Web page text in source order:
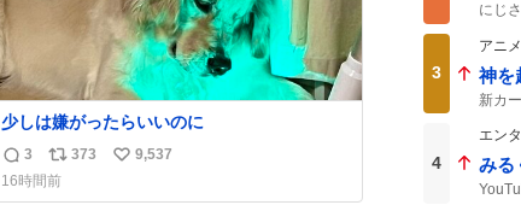
少しは嫌がったらいいのに
返
信
3
リ
ポ
373
い
9,537
16時間前
にじ
3
アニ
神を
新カ
4
エン
みる